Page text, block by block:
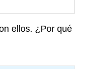
ellos. ¿Por qué